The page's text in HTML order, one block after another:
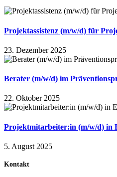
Projektassistenz (m/w/d) für
23. Dezember 2025
Berater (m/w/d) im
22. Oktober 2025
Projektmitarbeiter:in (m/w/d) in
5. August 2025
Kontakt